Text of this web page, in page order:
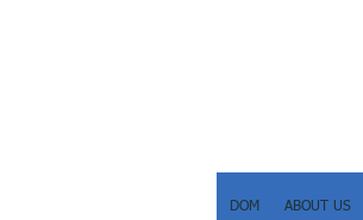
DOM ABOUT US